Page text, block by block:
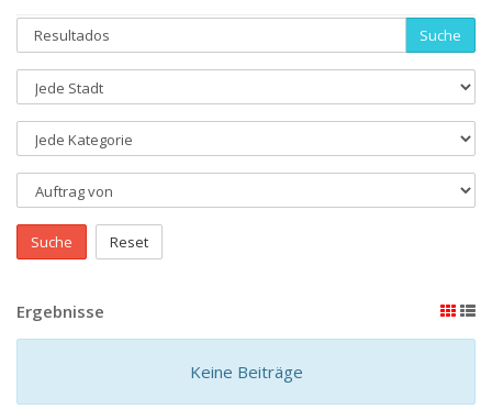
Suche
Suche Reset
Ergebnisse
Keine Beiträge